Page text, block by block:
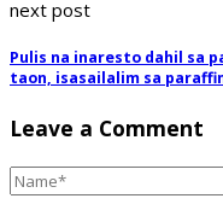
next post
Pulis na inaresto dahil sa
taon, isasailalim sa
Leave a Comment